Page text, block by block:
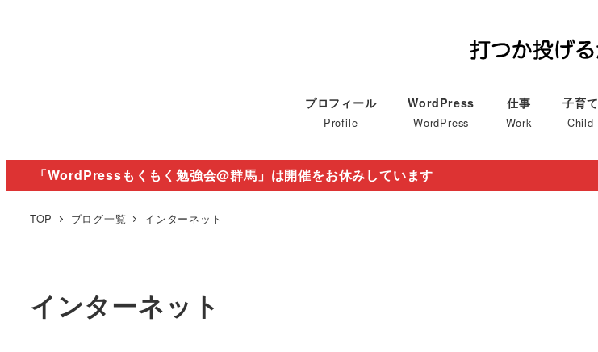
プロフィール
Profile
WordPress
WordPress
仕事
Work
子育て
Child
「WordPressもくもく勉強会@群馬」は開催をお休みしています
TOP ブログ一覧 インターネット
インターネット